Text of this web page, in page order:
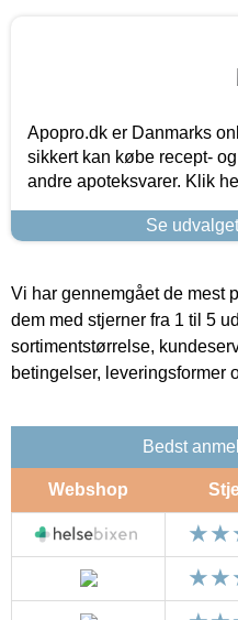
Apopro.dk er Danmarks
sikkert kan købe recept-
andre apoteksvarer. Klik
Se
Vi har gennemgået de mest
dem med stjerner fra 1 til 5
sortimentstørrelse,
betingelser, leveringsformer
Bedst
Webshop